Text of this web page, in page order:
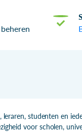
studenten en
voor scholen,